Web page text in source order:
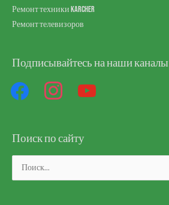
Ремонт техники Karcher
Ремонт телевизоров
Подписывайтесь на наши каналы
facebook instagram youtube
Поиск по сайту
Поиск: